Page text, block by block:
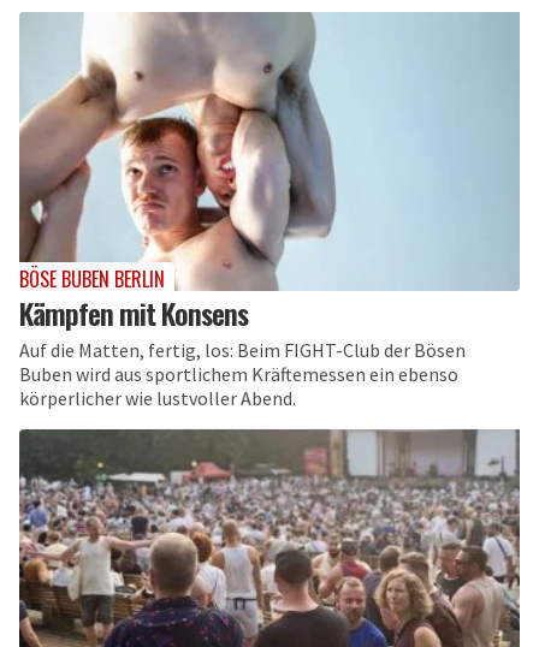
BÖSE BUBEN BERLIN
Kämpfen mit Konsens
Auf die Matten, fertig, los: Beim FIGHT-Club der Bösen
Buben wird aus sportlichem Kräftemessen ein ebenso
körperlicher wie lustvoller Abend.